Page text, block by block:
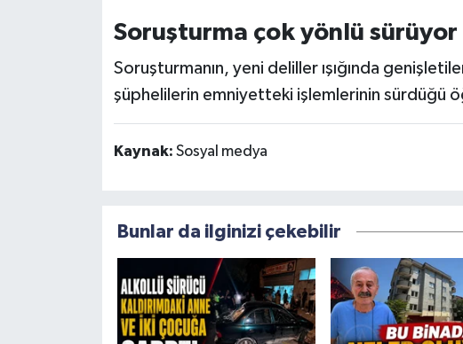
Soruşturma çok yönlü sürüyor
Soruşturmanın, yeni deliller ışığında
şüphelilerin emniyetteki işlemlerinin sürdüğü
Kaynak: Sosyal medya
Bunlar da ilginizi çekebilir